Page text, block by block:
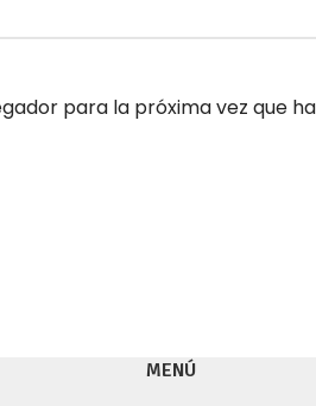
para la próxima vez que
MENÚ